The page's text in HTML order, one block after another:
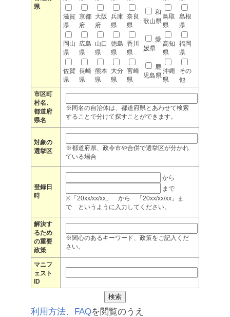
県
滋賀
県
京都
府
大阪
府
兵庫
県
奈良
県
和
歌山県
鳥取
県
島根
県
岡山
県
広島
県
山口
県
徳島
県
香川
県
愛
媛県
高知
県
福岡
県
佐賀
県
長崎
県
熊本
県
大分
県
宮崎
県
鹿
児島県
沖縄
県
その
他
市区町
村名、
都道府
県名
※同名の自治体は、都道府県とあわせて検索
することで分けて探すことができます。
対象の
選挙区
※都道府県、政令市や合併で選挙区が分かれ
ている場合
登録日
時
から
まで
※「20xx/xx/xx」 から 「20xx/xx/xx」ま
で というように入力してください。
解決す
るため
の重要
政策
※関心のあるキーワード、政策をご記入くだ
さい。
マニフ
ェスト
ID
利用方法、 FAQを閲覧のうえ